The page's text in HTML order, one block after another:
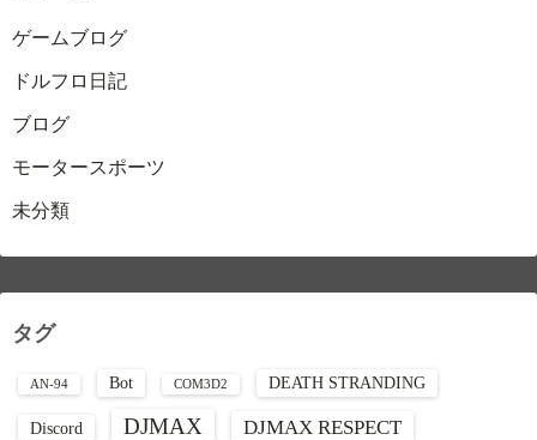
ゲームブログ
ドルフロ日記
ブログ
モータースポーツ
未分類
タグ
AN-94 Bot COM3D2 DEATH STRANDING
Discord DJMAX DJMAX RESPECT